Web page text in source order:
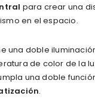
para crear una
en el espacio.
una doble
de color de la
una doble
.